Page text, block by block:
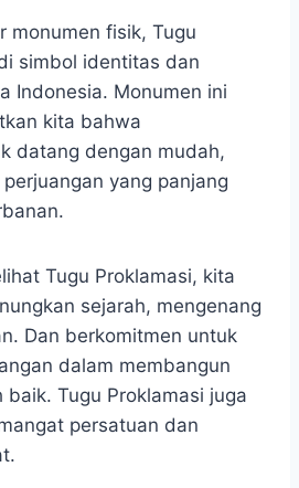
monumen fisik, Tugu
simbol identitas dan
Indonesia. Monumen ini
kita bahwa
datang dengan mudah,
yang panjang
Tugu Proklamasi, kita
sejarah, mengenang
Dan berkomitmen untuk
dalam membangun
Tugu Proklamasi juga
persatuan dan